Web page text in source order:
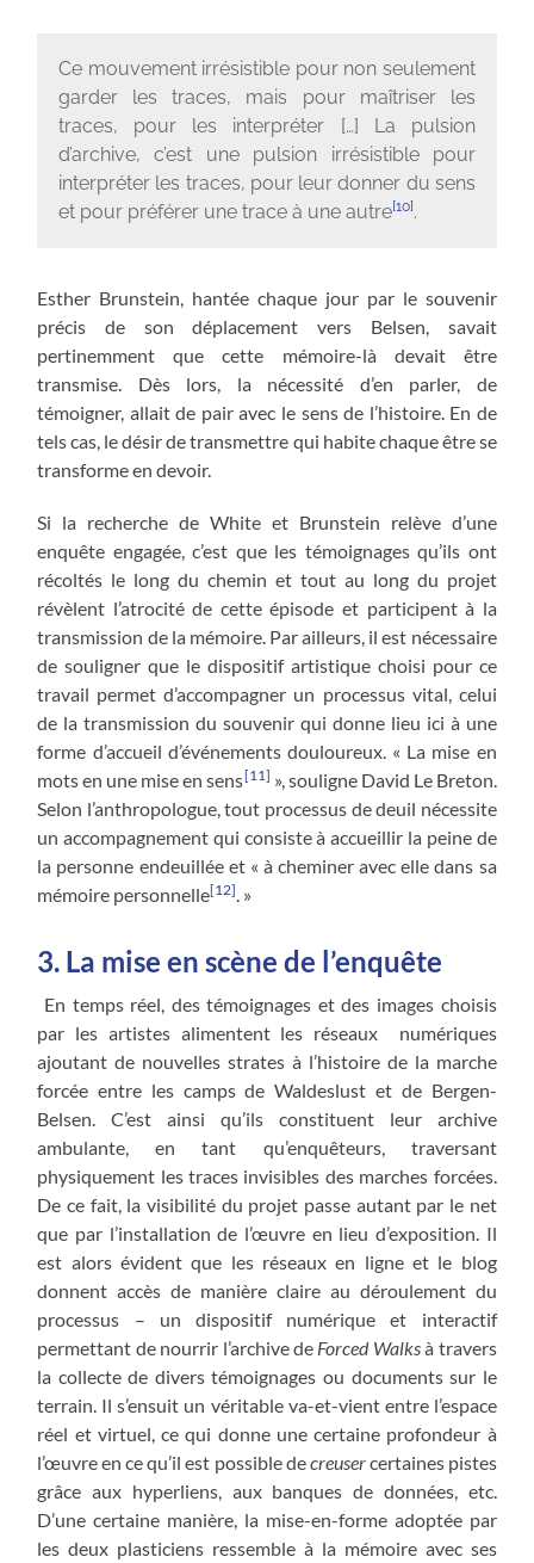
Ce mouvement irrésistible pour non seulement
garder les traces, mais pour maîtriser les
traces, pour les interpréter […] La pulsion
d’archive, c’est une pulsion irrésistible pour
interpréter les traces, pour leur donner du sens
et pour préférer une trace à une autre[10].
Esther Brunstein, hantée chaque jour par le souvenir
précis de son déplacement vers Belsen, savait
pertinemment que cette mémoire-là devait être
transmise. Dès lors, la nécessité d’en parler, de
témoigner, allait de pair avec le sens de l’histoire. En de
tels cas, le désir de transmettre qui habite chaque être se
transforme en devoir.
Si la recherche de White et Brunstein relève d’une
enquête engagée, c’est que les témoignages qu’ils ont
récoltés le long du chemin et tout au long du projet
révèlent l’atrocité de cette épisode et participent à la
transmission de la mémoire. Par ailleurs, il est nécessaire
de souligner que le dispositif artistique choisi pour ce
travail permet d’accompagner un processus vital, celui
de la transmission du souvenir qui donne lieu ici à une
forme d’accueil d’événements douloureux. « La mise en
mots en une mise en sens[11] », souligne David Le Breton.
Selon l’anthropologue, tout processus de deuil nécessite
un accompagnement qui consiste à accueillir la peine de
la personne endeuillée et « à cheminer avec elle dans sa
mémoire personnelle[12] . »
3. La mise en scène de l’enquête
En temps réel, des témoignages et des images choisis
par les artistes alimentent les réseaux numériques
ajoutant de nouvelles strates à l’histoire de la marche
forcée entre les camps de Waldeslust et de Bergen-
Belsen. C’est ainsi qu’ils constituent leur archive
ambulante, en tant qu’enquêteurs, traversant
physiquement les traces invisibles des marches forcées.
De ce fait, la visibilité du projet passe autant par le net
que par l’installation de l’œuvre en lieu d’exposition. Il
est alors évident que les réseaux en ligne et le blog
donnent accès de manière claire au déroulement du
processus – un dispositif numérique et interactif
permettant de nourrir l’archive de Forced Walksà travers
la collecte de divers témoignages ou documents sur le
terrain. Il s’ensuit un véritable va-et-vient entre l’espace
réel et virtuel, ce qui donne une certaine profondeur à
l’œuvre en ce qu’il est possible decreusercertaines pistes
grâce aux hyperliens, aux banques de données, etc.
D’une certaine manière, la mise-en-forme adoptée par
les deux plasticiens ressemble à la mémoire avec ses